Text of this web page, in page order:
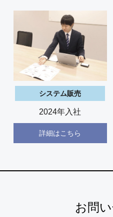
システム販売
2024年入社
詳細はこちら
お問